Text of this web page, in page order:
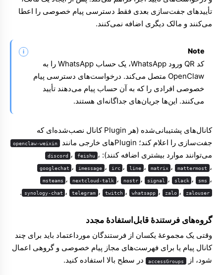
تأییدهای جفت‌سازی بعدی فقط دسترسی پیام خصوصی را اعطا
می‌کنند و مالک دیگری اضافه نمی‌کنند.
Note
کد QR ورود WhatsApp، یک حساب WhatsApp را به
OpenClaw متصل می‌کند. درخواست‌های دسترسی پیام
خصوصی افرادی را که به آن حساب پیام می‌دهند تأیید
می‌کنند. این‌ها جریان‌های جداگانه‌ای هستند.
کانال‌های پشتیبانی‌شده (هر Plugin کانال نصب‌شده‌ای که
جفت‌سازی را اعلام کند؛ Pluginهای خارجی مانند
openclaw-weixin
می‌توانند موارد بیشتری اضافه کنند): discord ، feishu ،
googlechat ، imessage ، irc ، line ، matrix ، mattermost ،
msteams ، nextcloud-talk ، nostr ، signal ، slack ، sms ،
synology-chat ، telegram ، twitch ، whatsapp ، zalo ، zalouser
.
گروه‌های فرستندهٔ قابل‌استفادهٔ مجدد
وقتی یک مجموعهٔ یکسان از فرستندگان مورداعتماد باید برای چند
کانال پیام یا برای فهرست‌های مجاز پیام خصوصی و گروهی اعمال
شود، از
accessGroups در سطح بالا استفاده کنید.